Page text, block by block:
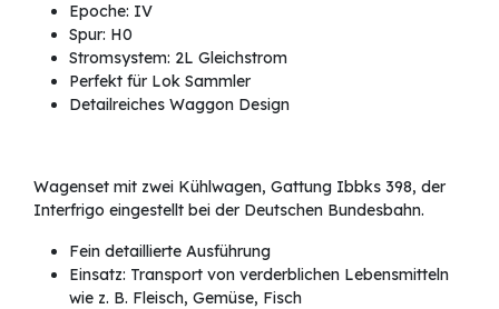
Epoche: IV
Spur: H0
Stromsystem: 2L Gleichstrom
Perfekt für Lok Sammler
Detailreiches Waggon Design
Wagenset mit zwei Kühlwagen, Gattung Ibbks 398, der
Interfrigo eingestellt bei der Deutschen Bundesbahn.
Fein detaillierte Ausführung
Einsatz: Transport von verderblichen Lebensmitteln
wie z. B. Fleisch, Gemüse, Fisch